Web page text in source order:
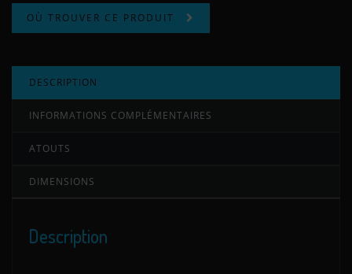
OÙ TROUVER CE PRODUIT
DESCRIPTION
INFORMATIONS COMPLÉMENTAIRES
ATOUTS
DIMENSIONS
Description